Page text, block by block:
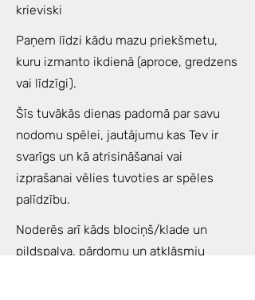
krieviski
Paņem līdzi kādu mazu priekšmetu,
kuru izmanto ikdienā (aproce, gredzens
vai līdzīgi).
Šīs tuvākās dienas padomā par savu
nodomu spēlei, jautājumu kas Tev ir
svarīgs un kā atrisināšanai vai
izprašanai vēlies tuvoties ar spēles
palīdzību.
Noderēs arī kāds blociņš/klade un
pildspalva, pārdomu un atklāsmju